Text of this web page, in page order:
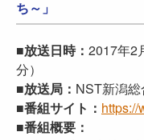
ち～」
■放送日時： 2017年2
分）
■放送局： NST新潟総
■番組サイト： https://
■番組概要：